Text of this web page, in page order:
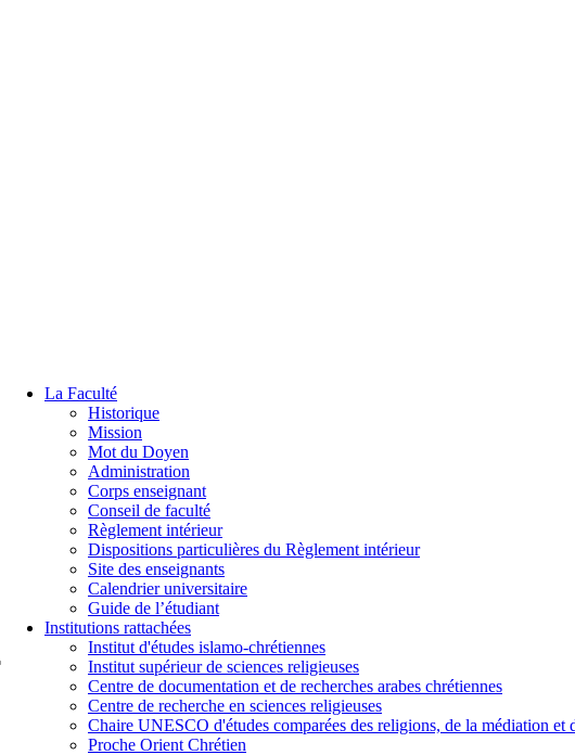
La Faculté
Historique
Mission
Mot du Doyen
Administration
Corps enseignant
Conseil de faculté
Règlement intérieur
Dispositions particulières du Règlement intérieur
Site des enseignants
Calendrier universitaire
Guide de l’étudiant
Institutions rattachées
Institut d'études islamo-chrétiennes
Institut supérieur de sciences religieuses
Centre de documentation et de recherches arabes chrétiennes
Centre de recherche en sciences religieuses
Chaire UNESCO d'études comparées des religions, de la médiation et
Proche Orient Chrétien